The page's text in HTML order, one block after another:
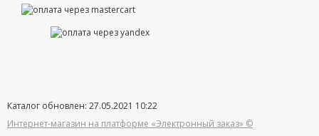
Каталог обновлен: 27.05.2021 10:22
Интернет-магазин на платформе «Электронный заказ» ©